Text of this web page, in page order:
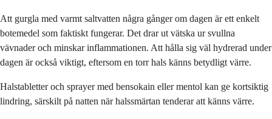
Att gurgla med varmt saltvatten några gånger om dagen är ett enkelt
botemedel som faktiskt fungerar. Det drar ut vätska ur svullna
vävnader och minskar inflammationen. Att hålla sig väl hydrerad under
dagen är också viktigt, eftersom en torr hals känns betydligt värre.
Halstabletter och sprayer med bensokain eller mentol kan ge kortsiktig
lindring, särskilt på natten när halssmärtan tenderar att känns värre.